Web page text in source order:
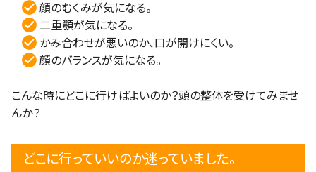
顔のむくみが気になる。
二重顎が気になる。
かみ合わせが悪いのか、口が開けにくい。
顔のバランスが気になる。
こんな時にどこに行けばよいのか？頭の整体を受けてみませ
んか？
どこに行っていいのか迷っていました。